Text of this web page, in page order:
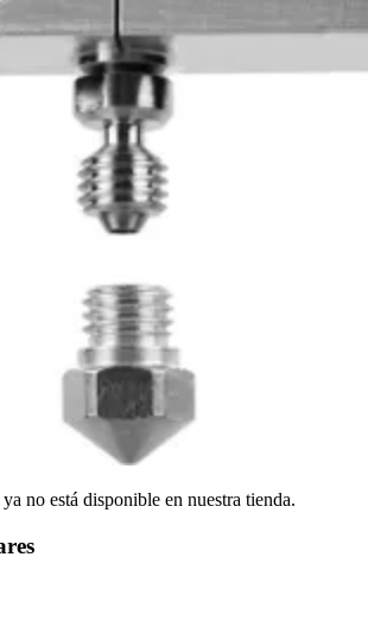
no está disponible en nuestra tienda.